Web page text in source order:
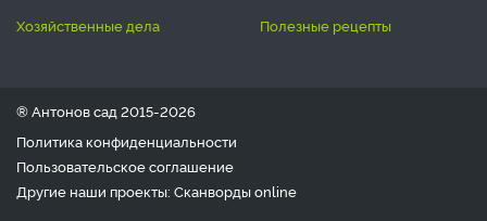
хозяйственные дела полезные рецепты
® Антонов сад 2015-2026
Политика конфиденциальности
Пользовательское соглашение
Другие наши проекты: Сканвордыonline